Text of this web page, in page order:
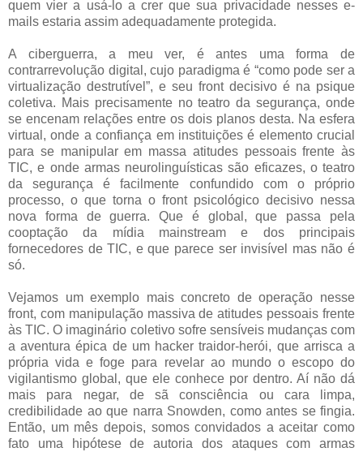
quem vier a usá-lo a crer que sua privacidade nesses e-
mails estaria assim adequadamente protegida.
A ciberguerra, a meu ver, é antes uma forma de
contrarrevolução digital, cujo paradigma é “como pode ser a
virtualização destrutível”, e seu front decisivo é na psique
coletiva. Mais precisamente no teatro da segurança, onde
se encenam relações entre os dois planos desta. Na esfera
virtual, onde a confiança em instituições é elemento crucial
para se manipular em massa atitudes pessoais frente às
TIC, e onde armas neurolinguísticas são eficazes, o teatro
da segurança é facilmente confundido com o próprio
processo, o que torna o front psicológico decisivo nessa
nova forma de guerra. Que é global, que passa pela
cooptação da mídia mainstream e dos principais
fornecedores de TIC, e que parece ser invisível mas não é
só.
Vejamos um exemplo mais concreto de operação nesse
front, com manipulação massiva de atitudes pessoais frente
às TIC. O imaginário coletivo sofre sensíveis mudanças com
a aventura épica de um hacker traidor-herói, que arrisca a
própria vida e foge para revelar ao mundo o escopo do
vigilantismo global, que ele conhece por dentro. Aí não dá
mais para negar, de sã consciência ou cara limpa,
credibilidade ao que narra Snowden, como antes se fingia.
Então, um mês depois, somos convidados a aceitar como
fato uma hipótese de autoria dos ataques com armas